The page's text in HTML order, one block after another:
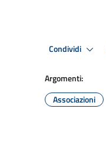
Condividi
Argomenti:
Associazioni